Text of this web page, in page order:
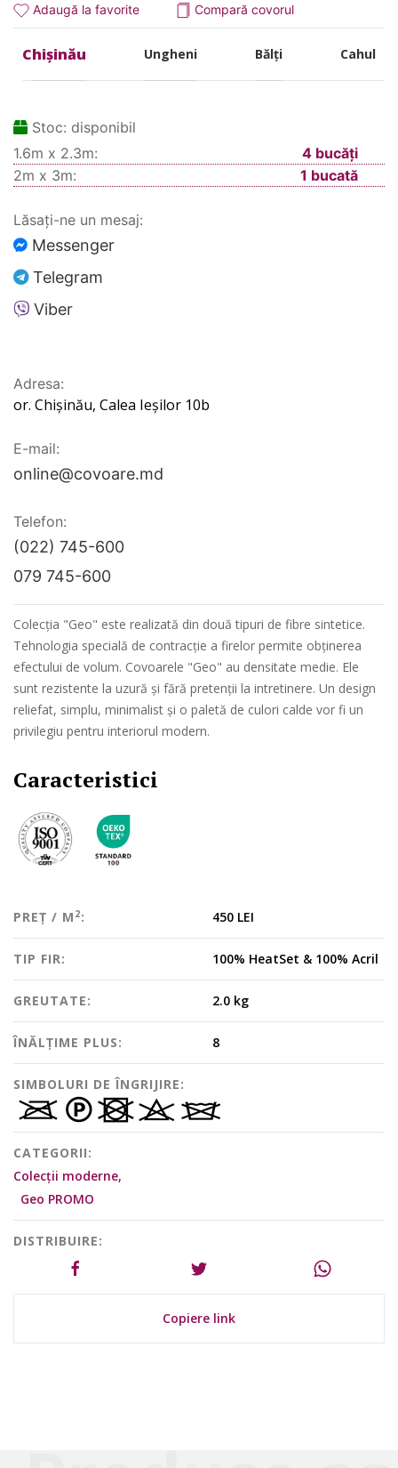
Adaugă la favorite Compară covorul
Chișinău Ungheni Bălți Cahul
Stoc: disponibil
1.6m x 2.3m:
4 bucăți
2m x 3m:
1 bucată
Lăsați-ne un mesaj:
Messenger
Telegram
Viber
Adresa:
or. Chișinău, Calea Ieșilor 10b
E-mail:
online@covoare.md
Telefon:
(022) 745-600
079 745-600
Colecția "Geo" este realizată din două tipuri de fibre sintetice.
Tehnologia specială de contracție a firelor permite obținerea
efectului de volum. Covoarele "Geo" au densitate medie. Ele
sunt rezistente la uzură și fără pretenții la intretinere. Un design
reliefat, simplu, minimalist și o paletă de culori calde vor fi un
privilegiu pentru interiorul modern.
Caracteristici
PREȚ / M 2: 450 LEI
TIP FIR: 100% HeatSet & 100% Acril
GREUTATE: 2.0 kg
ÎNĂLȚIME PLUS: 8
SIMBOLURI DE ÎNGRIJIRE:
CATEGORII:
Colecții moderne,
Geo PROMO
DISTRIBUIRE:
Copiere link